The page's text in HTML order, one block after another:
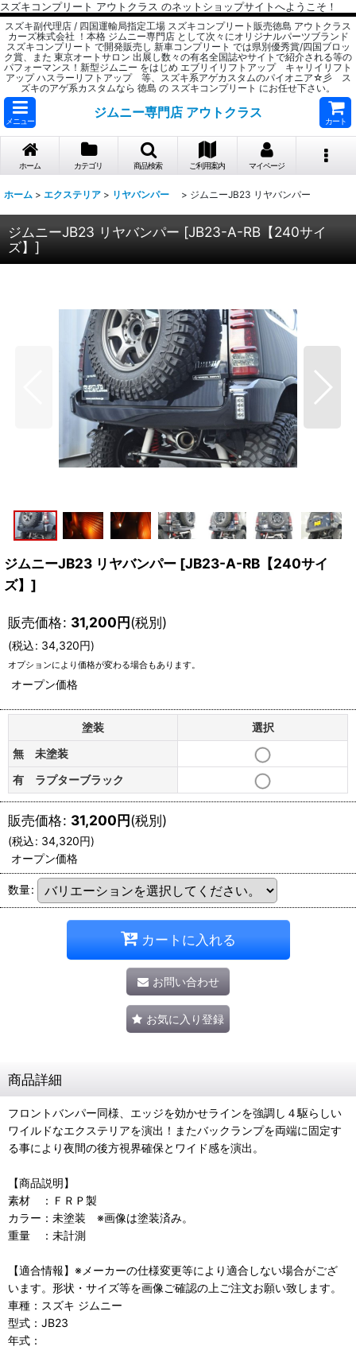
スズキコンプリート アウトクラス のネットショップサイトへようこそ！
スズキ副代理店 / 四国運輸局指定工場 スズキコンプリート販売徳島 アウトクラス
カーズ株式会社 ！本格 ジムニー専門店 として次々にオリジナルパーツブランド
スズキコンプリート で開発販売し 新車コンプリート では県別優秀賞/四国ブロッ
ク賞、また 東京オートサロン 出展し数々の有名全国誌やサイトで紹介される等の
パフォーマンス！新型ジムニー をはじめ エブリイリフトアップ キャリイリフト
アップ ハスラーリフトアップ 等、スズキ系アゲカスタムのパイオニア☆彡 ス
ズキのアゲ系カスタムなら 徳島 の スズキコンプリート にお任せ下さい。
メニュー
ジムニー専門店 アウトクラス
カート
ホーム カテゴリ 商品検索 ご利用案内 マイページ
ホーム > エクステリア > リヤバンパー > ジムニーJB23 リヤバンパー
ジムニーJB23 リヤバンパー [JB23-A-RB【240サイ
ズ】 ]
ジムニーJB23 リヤバンパー [JB23-A-RB【240サイ
ズ】 ]
販売価格: 31,200円(税別)
(税込: 34,320円)
オプションにより価格が変わる場合もあります。
オープン価格
塗装
選択
無 未塗装
有 ラプターブラック
販売価格: 31,200円(税別)
(税込: 34,320円)
オープン価格
数量:
カートに入れる
お問い合わせ
お気に入り登録
商品詳細
フロントバンパー同様、エッジを効かせラインを強調し４駆らしい
ワイルドなエクステリアを演出！またバックランプを両端に固定す
る事により夜間の後方視界確保とワイド感を演出。
【商品説明】
素材 ：ＦＲＰ製
カラー：未塗装 ※画像は塗装済み。
重量 ：未計測
【適合情報】※メーカーの仕様変更等により適合しない場合がござ
います。形状・サイズ等を画像ご確認の上ご注文お願い致します。
車種：スズキ ジムニー
型式：JB23
年式：